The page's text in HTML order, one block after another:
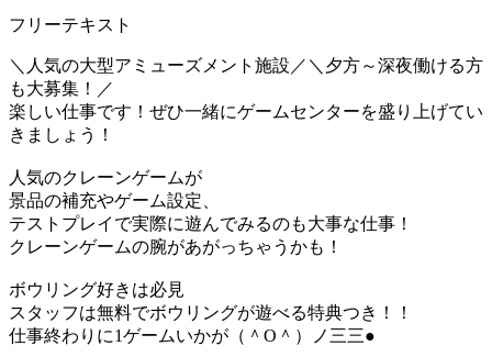
フリーテキスト
＼人気の大型アミューズメント施設／＼夕方～深夜働ける方
も大募集！／
楽しい仕事です！ぜひ一緒にゲームセンターを盛り上げてい
きましょう！
人気のクレーンゲームが
景品の補充やゲーム設定、
テストプレイで実際に遊んでみるのも大事な仕事！
クレーンゲームの腕があがっちゃうかも！
ボウリング好きは必見
スタッフは無料でボウリングが遊べる特典つき！！
仕事終わりに1ゲームいかが（＾О＾）ノ三三●